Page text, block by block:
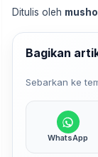
Ditulis oleh musho
Bagikan
Sebarkan ke
WhatsApp